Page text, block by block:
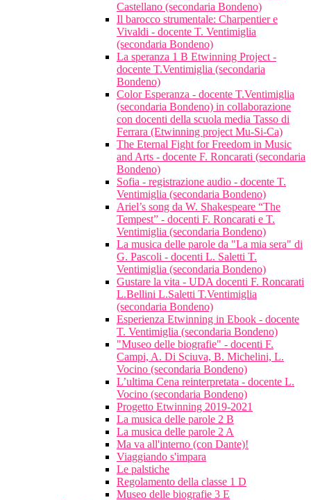
Castellano (secondaria Bondeno)
Il barocco strumentale: Charpentier e
Vivaldi - docente T. Ventimiglia
(secondaria Bondeno)
La speranza 1 B Etwinning Project -
docente T.Ventimiglia (secondaria
Bondeno)
Color Esperanza - docente T.Ventimiglia
(secondaria Bondeno) in collaborazione
con docenti della scuola media Tasso di
Ferrara (Etwinning project Mu-Si-Ca)
The Eternal Fight for Freedom in Music
and Arts - docente F. Roncarati (secondaria
Bondeno)
Sofia - registrazione audio - docente T.
Ventimiglia (secondaria Bondeno)
Ariel’s song da W. Shakespeare “The
Tempest” - docenti F. Roncarati e T.
Ventimiglia (secondaria Bondeno)
La musica delle parole da "La mia sera" di
G. Pascoli - docenti L. Saletti T.
Ventimiglia (secondaria Bondeno)
Gustare la vita - UDA docenti F. Roncarati
L.Bellini L.Saletti T.Ventimiglia
(secondaria Bondeno)
Esperienza Etwinning in Ebook - docente
T. Ventimiglia (secondaria Bondeno)
"Museo delle biografie" - docenti F.
Campi, A. Di Sciuva, B. Michelini, L.
Vocino (secondaria Bondeno)
L’ultima Cena reinterpretata - docente L.
Vocino (secondaria Bondeno)
Progetto Etwinning 2019-2021
La musica delle parole 2 B
La musica delle parole 2 A
Ma va all'interno (con Dante)!
Viaggiando s'impara
Le palstiche
Regolamento della classe 1 D
Museo delle biografie 3 E